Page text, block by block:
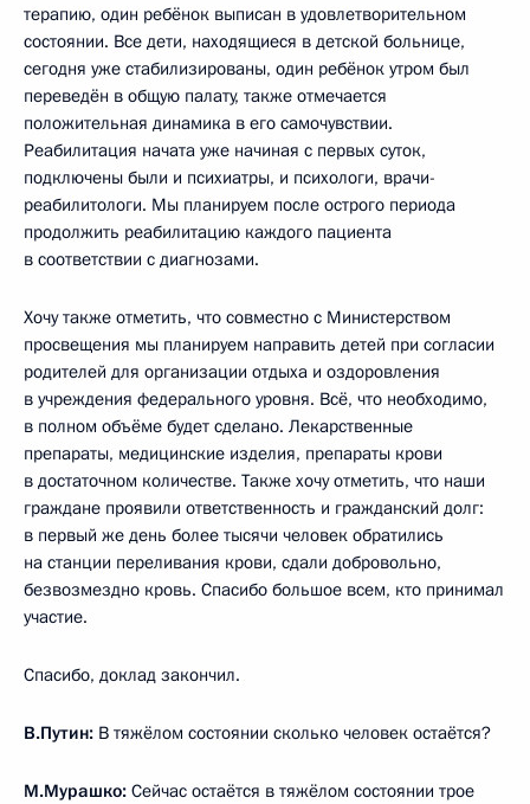
терапию, один ребёнок выписан в удовлетворительном
состоянии. Все дети, находящиеся в детской больнице,
сегодня уже стабилизированы, один ребёнок утром был
переведён в общую палату, также отмечается
положительная динамика в его самочувствии.
Реабилитация начата уже начиная с первых суток,
подключены были и психиатры, и психологи, врачи-
реабилитологи. Мы планируем после острого периода
продолжить реабилитацию каждого пациента
в соответствии с диагнозами.
Хочу также отметить, что совместно с Министерством
просвещения мы планируем направить детей при согласии
родителей для организации отдыха и оздоровления
в учреждения федерального уровня. Всё, что необходимо,
в полном объёме будет сделано. Лекарственные
препараты, медицинские изделия, препараты крови
в достаточном количестве. Также хочу отметить, что наши
граждане проявили ответственность и гражданский долг:
в первый же день более тысячи человек обратились
на станции переливания крови, сдали добровольно,
безвозмездно кровь. Спасибо большое всем, кто принимал
участие.
Спасибо, доклад закончил.
В.Путин: В тяжёлом состоянии сколько человек остаётся?
М.Мурашко: Сейчас остаётся в тяжёлом состоянии трое